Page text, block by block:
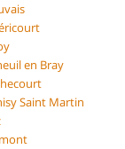
en Bray
Saint Martin